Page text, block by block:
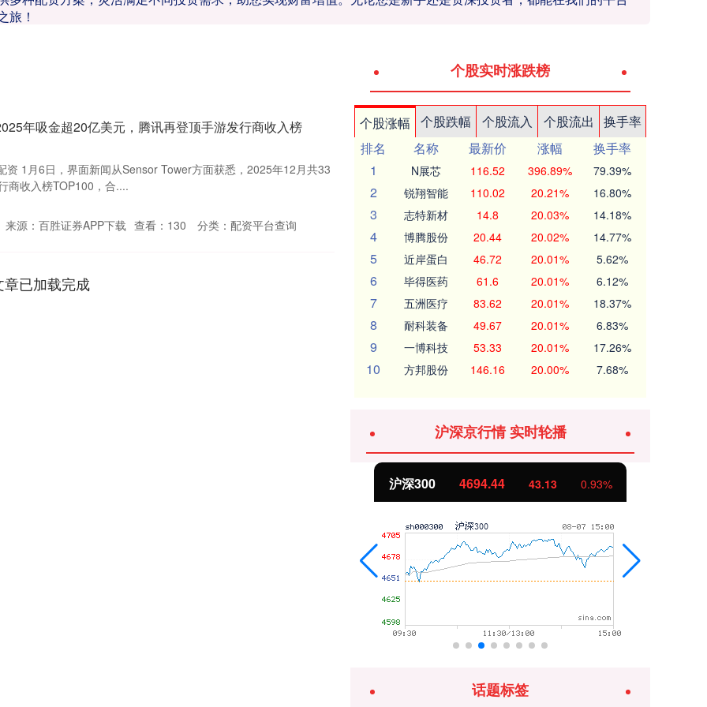
旅！
年吸金超20亿美元，腾讯再登顶手游发行商收入榜
资 1月6日，界面新闻从Sensor Tower方面获悉，2025年12月共33
商收入榜TOP100，合....
来源：百胜证券APP下载 查看： 130 分类： 配资平台查询
章已加载完成
个股实时涨跌榜
个股涨幅 个股跌幅 个股流入 个股流出
换手率
排名
名称 最新价 涨幅
换手率
1
N展芯 116.52 396.89% 79.39%
2 锐翔智能 110.02 20.21% 16.80%
3 志特新材 14.8 20.03% 14.18%
4 博腾股份 20.44 20.02% 14.77%
5 近岸蛋白 46.72 20.01% 5.62%
6 毕得医药 61.6 20.01% 6.12%
7 五洲医疗 83.62 20.01% 18.37%
8 耐科装备 49.67 20.01% 6.83%
9 一博科技 53.33 20.01% 17.26%
10 方邦股份 146.16 20.00% 7.68%
沪深京行情 实时轮播
北证50 1134.24 11.37 1.01%
话题标签